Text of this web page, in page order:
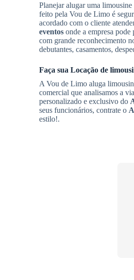
Planejar alugar uma
feito pela Vou de Limo é
acordado com o cliente
eventos onde a empresa
com grande reconhecimento
debutantes, casamentos,
Faça sua Locação de
A Vou de Limo aluga
comercial que analisamos a
personalizado e exclusivo do
seus funcionários, contrate o
estilo!.